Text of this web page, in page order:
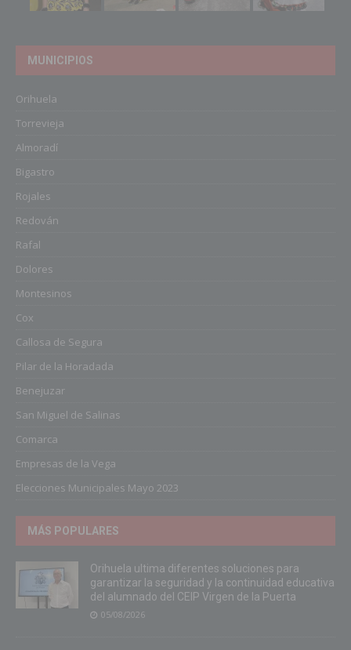
MUNICIPIOS
Orihuela
Torrevieja
Almoradí
Bigastro
Rojales
Redován
Rafal
Dolores
Montesinos
Cox
Callosa de Segura
Pilar de la Horadada
Benejuzar
San Miguel de Salinas
Comarca
Empresas de la Vega
Elecciones Municipales Mayo 2023
MÁS POPULARES
Orihuela ultima diferentes soluciones para
garantizar la seguridad y la continuidad educativa
del alumnado del CEIP Virgen de la Puerta
05/08/2026